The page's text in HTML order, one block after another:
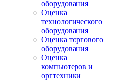
оборудования
Оценка
технологического
оборудования
Оценка торгового
оборудования
Оценка
компьютеров и
оргтехники